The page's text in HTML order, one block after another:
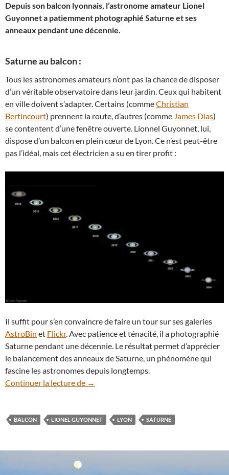
Depuis son balcon lyonnais, l’astronome amateur Lionel
Guyonnet a patiemment photographié Saturne et ses
anneaux pendant une décennie.
Saturne au balcon :
Tous les astronomes amateurs n’ont pas la chance de disposer
d’un véritable observatoire dans leur jardin. Ceux qui habitent
en ville doivent s’adapter. Certains (commeChristian
Bertincourt) prennent la route, d’autres (comme James Dias)
se contentent d’une fenêtre ouverte. Lionnel Guyonnet, lui,
dispose d’un balcon en plein cœur de Lyon. Ce n’est peut-être
pas l’idéal, mais cet électricien a su en tirer profit :
Il suffit pour s’en convaincre de faire un tour sur ses galeries
AstroBin et Flickr. Avec patience et ténacité, il a photographié
Saturne pendant une décennie. Le résultat permet d’apprécier
le balancement des anneaux de Saturne, un phénomène qui
fascine les astronomes depuis longtemps.
Continuer la lecture de
Saturne : dix ans d’imagerie depuis un
→
BALCON LIONEL GUYONNET LYON SATURNE